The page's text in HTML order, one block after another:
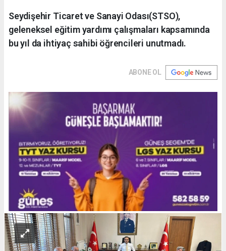
Seydişehir Ticaret ve Sanayi Odası(STSO),
geleneksel eğitim yardımı çalışmaları kapsamında
bu yıl da ihtiyaç sahibi öğrencileri unutmadı.
ABONE OL